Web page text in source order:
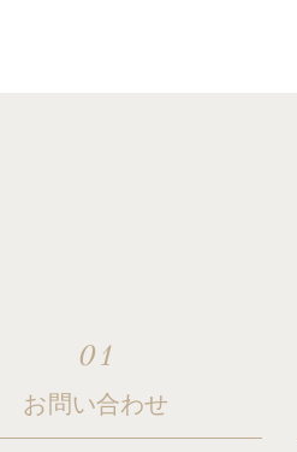
01
お問い合わせ